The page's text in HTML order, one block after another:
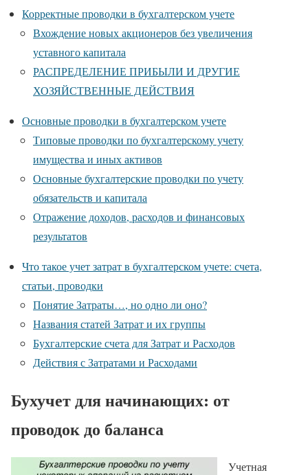
Корректные проводки в бухгалтерском учете
Вхождение новых акционеров без увеличения
уставного капитала
РАСПРЕДЕЛЕНИЕ ПРИБЫЛИ И ДРУГИЕ
ХОЗЯЙСТВЕННЫЕ ДЕЙСТВИЯ
Основные проводки в бухгалтерском учете
Типовые проводки по бухгалтерскому учету
имущества и иных активов
Основные бухгалтерские проводки по учету
обязательств и капитала
Отражение доходов, расходов и финансовых
результатов
Что такое учет затрат в бухгалтерском учете: счета,
статьи, проводки
Понятие Затраты…, но одно ли оно?
Названия статей Затрат и их группы
Бухгалтерские счета для Затрат и Расходов
Действия с Затратами и Расходами
Бухучет для начинающих: от
проводок до баланса
Учетная